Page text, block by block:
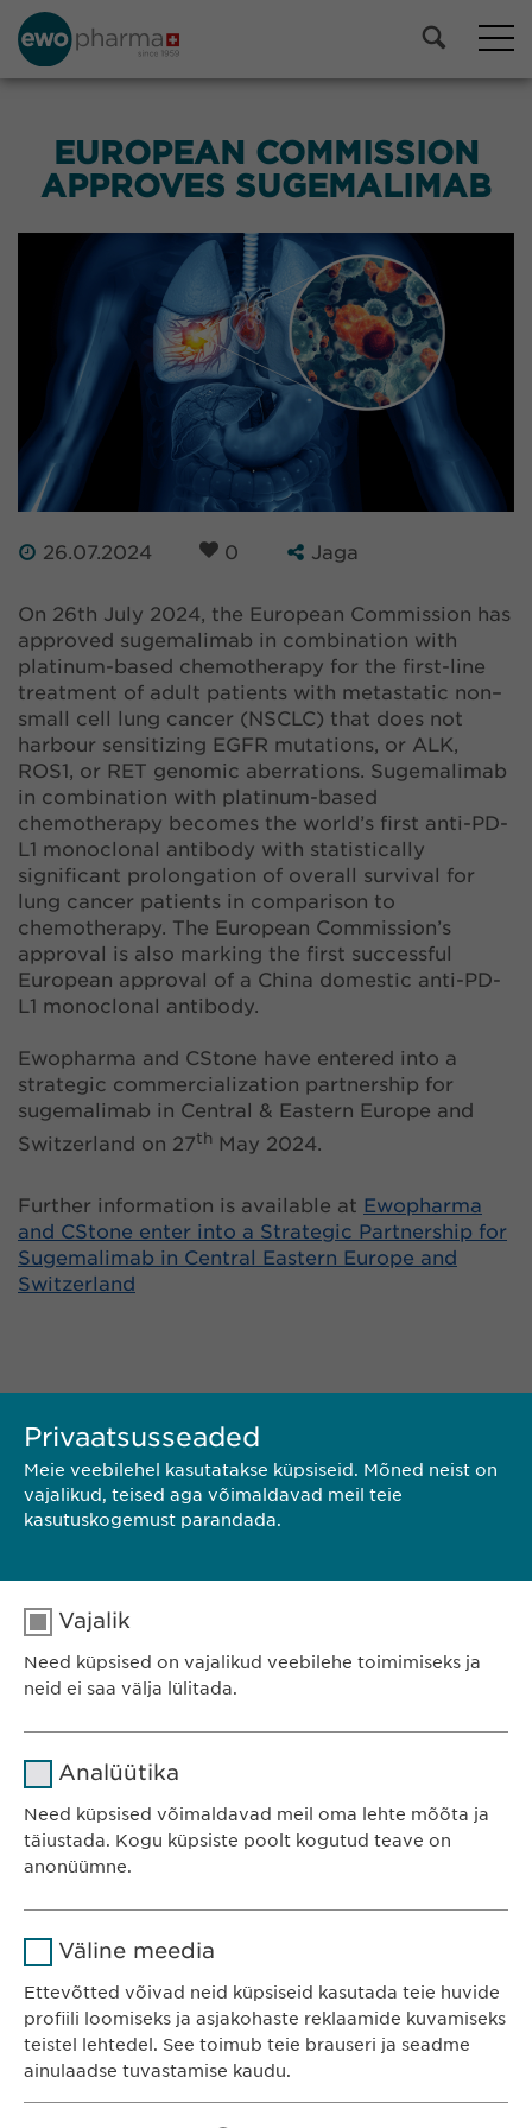
EUROPEAN COMMISSION
APPROVES SUGEMALIMAB
26.07.2024 0 Jaga
On 26th July 2024, the European Commission has
approved sugemalimab in combination with
platinum-based chemotherapy for the first-line
treatment of adult patients with metastatic non–
small cell lung cancer (NSCLC) that does not
harbour sensitizing EGFR mutations, or ALK,
ROS1, or RET genomic aberrations. Sugemalimab
in combination with platinum-based
chemotherapy becomes the world’s first anti-PD-
L1 monoclonal antibody with statistically
significant prolongation of overall survival for
lung cancer patients in comparison to
chemotherapy. The European Commission’s
approval is also marking the first successful
European approval of a China domestic anti-PD-
L1 monoclonal antibody.
Ewopharma and CStone have entered into a
strategic commercialization partnership for
sugemalimab in Central & Eastern Europe and
Switzerland on 27th May 2024.
Further information is available at Ewopharma
and CStone enter into a Strategic Partnership for
Sugemalimab in Central Eastern Europe and
Switzerland
Ewopharma OÜ
Järve 2-310
KONTAKT
Telefon: +372 600 4440
E-post:info@ewopharma.ee
Privaatsusseaded
Meie veebilehel kasutatakse küpsiseid. Mõned neist on
vajalikud, teised aga võimaldavad meil teie
kasutuskogemust parandada.
Vajalik
Need küpsised on vajalikud veebilehe toimimiseks ja
neid ei saa välja lülitada.
1 aasta
Salvestab kasutajate küpsise
Analüütika
Need küpsised võimaldavad meil oma lehte mõõta ja
täiustada. Kogu küpsiste poolt kogutud teave on
anonüümne.
1 päev
Väline meedia
Ettevõtted võivad neid küpsiseid kasutada teie huvide
profiili loomiseks ja asjakohaste reklaamide kuvamiseks
teistel lehtedel. See toimub teie brauseri ja seadme
ainulaadse tuvastamise kaudu.